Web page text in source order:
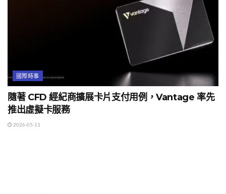
國際時事
隨著 CFD 經紀商擴展卡片支付用例，Vantage 率先
推出虛擬卡服務
2026-05-11